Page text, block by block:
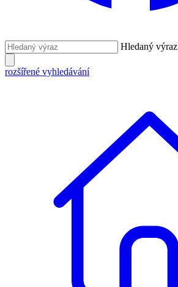
Hledaný výraz
rozšířené vyhledávání